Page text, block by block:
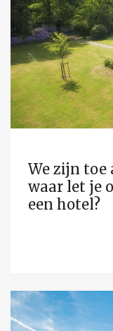
We zijn toe
waar let je
een hotel?